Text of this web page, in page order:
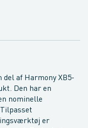
del af Harmony XB5-
Den har en
nominelle
er